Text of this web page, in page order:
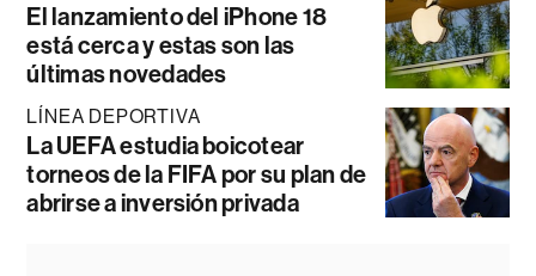
El lanzamiento del iPhone 18
está cerca y estas son las
últimas novedades
LÍNEA DEPORTIVA
La UEFA estudia boicotear
torneos de la FIFA por su plan de
abrirse a inversión privada